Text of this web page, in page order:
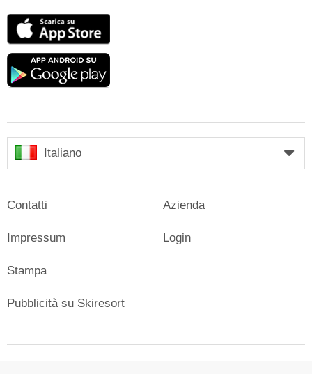
Google
Italiano
Contatti
Impressum
Stampa
Azienda
Login
Pubblicità su Skiresort